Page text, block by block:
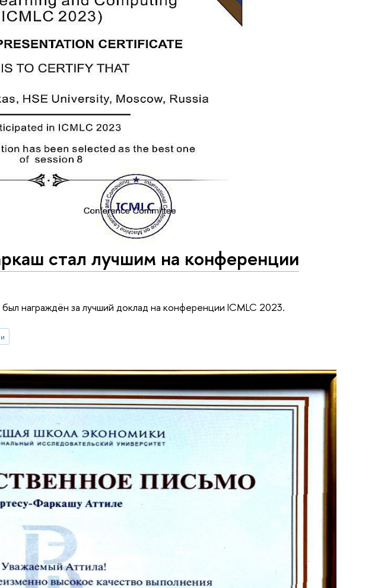
стал лучшим на конференции
награждён за лучший доклад на конференции ICMLC 2023.